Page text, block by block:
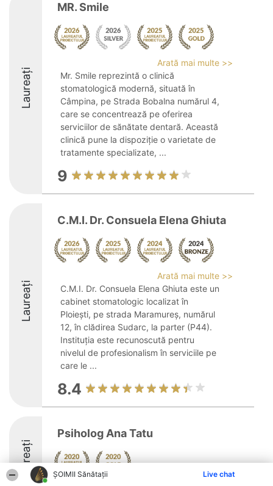
ŞOIMII Sănătații Live chat
Laureați
MR. Smile
Arată mai multe >>
Mr. Smile reprezintă o clinică
stomatologică modernă, situată în
Câmpina, pe Strada Bobalna numărul 4,
care se concentrează pe oferirea
serviciilor de sănătate dentară. Această
clinică pune la dispoziție o varietate de
tratamente specializate, ...
9
Laureați
C.M.I. Dr. Consuela Elena Ghiuta
Arată mai multe >>
C.M.I. Dr. Consuela Elena Ghiuta este un
cabinet stomatologic localizat în
Ploiești, pe strada Maramureș, numărul
12, în clădirea Sudarc, la parter (P44).
Instituția este recunoscută pentru
nivelul de profesionalism în serviciile pe
care le ...
8.4
Laureați
Psiholog Ana Tatu